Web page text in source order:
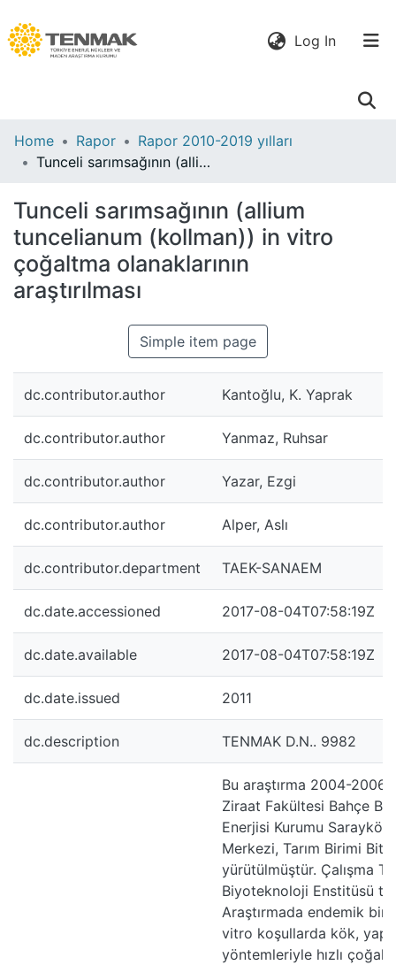
Log In(current)
Communities
& Collections
Statistics
Home Rapor
Rapor 2010-2019 yılları
Tunceli sarımsağının (allium tuncelianum (kollman)) in vitro çoğaltma olanaklarının araştırılması
Tunceli sarımsağının (allium
tuncelianum (kollman)) in vitro
çoğaltma olanaklarının
araştırılması
Simple item page
dc.contributor.author Kantoğlu, K. Yaprak
dc.contributor.author Yanmaz, Ruhsar
dc.contributor.author Yazar, Ezgi
dc.contributor.author Alper, Aslı
dc.contributor.department TAEK-SANAEM
dc.date.accessioned 2017-08-04T07:58:19Z
dc.date.available 2017-08-04T07:58:19Z
dc.date.issued 2011
dc.description TENMAK D.N.. 9982
Bu araştırma 2004-2006
Ziraat Fakültesi Bahçe
Enerjisi Kurumu
Merkezi, Tarım Birimi
yürütülmüştür. Çalışma
Biyoteknoloji Enstitüsü
Araştırmada endemik bir
vitro koşullarda kök,
yöntemleriyle hızlı